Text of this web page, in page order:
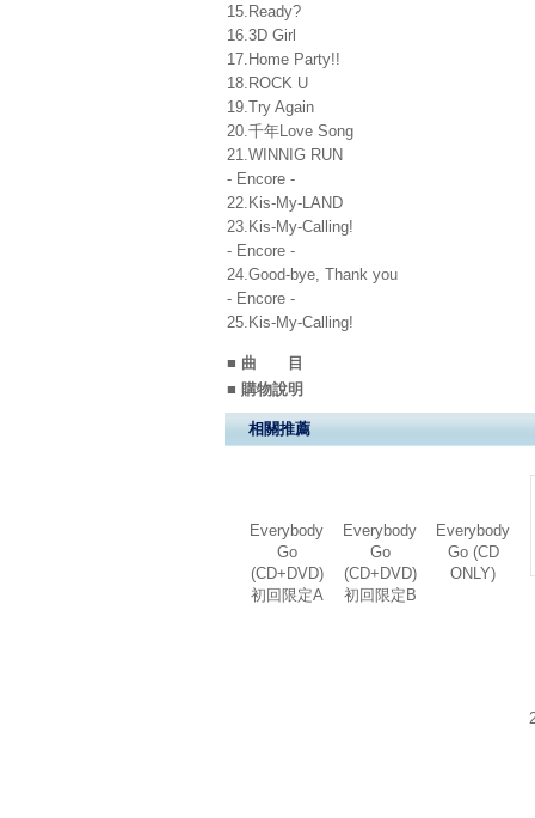
15.Ready?
16.3D Girl
17.Home Party!!
18.ROCK U
19.Try Again
20.千年Love Song
21.WINNIG RUN
- Encore -
22.Kis-My-LAND
23.Kis-My-Calling!
- Encore -
24.Good-bye, Thank you
- Encore -
25.Kis-My-Calling!
■ 曲 目
■ 購物說明
相關推薦
Everybody
Go
(CD+DVD)
初回限定A
Everybody
Go
(CD+DVD)
初回限定B
Everybody
Go (CD
ONLY)